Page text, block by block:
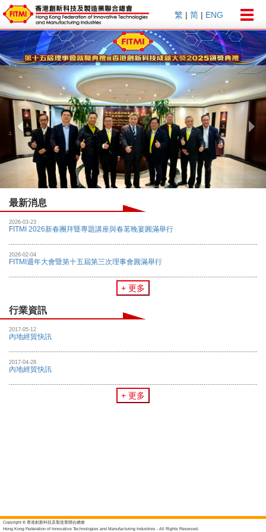
繁 | 简 | ENG
Previous
最新消息
2026-03-23
FITMI 2026新春團拜暨專題講座與春茗晚宴圓滿舉行
2026-02-04
FITMI週年大會暨第十五屆第三次理事會圓滿舉行
+ 更多
行業資訊
2017-05-12
內地經貿快訊
2017-04-28
內地經貿快訊
+ 更多
Copyright © 香港創新科技及製造業聯合總會
Hong Kong Federation of Innovative Technologies and Manufacturing Industries - All Rights Reserved.